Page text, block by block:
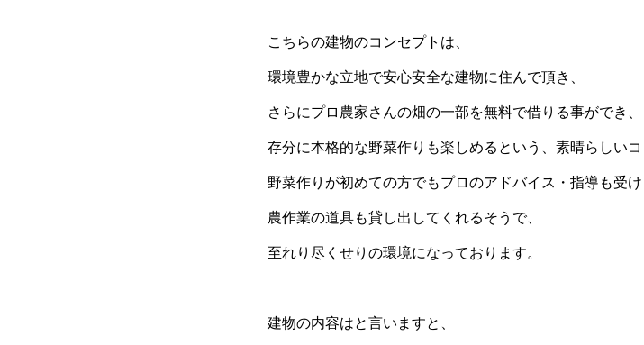
こちらの建物のコンセプトは、
環境豊かな立地で安心安全な建物に住んで頂き、
さらにプロ農家さんの畑の一部を無料で借りる事ができ、
存分に本格的な野菜作りも楽しめるという、素晴らしいコ
野菜作りが初めての方でもプロのアドバイス・指導も受け
農作業の道具も貸し出してくれるそうで、
至れり尽くせりの環境になっております。
建物の内容はと言いますと、